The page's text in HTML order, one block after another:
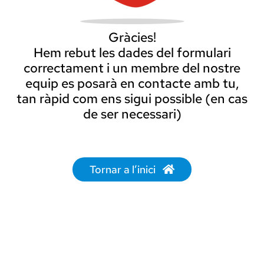
Gràcies!
Hem rebut les dades del formulari
correctament i un membre del nostre
equip es posarà en contacte amb tu,
tan ràpid com ens sigui possible (en cas
de ser necessari)
Tornar a l’inici